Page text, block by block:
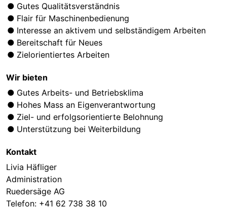
Gutes Qualitätsverständnis
Flair für Maschinenbedienung
Interesse an aktivem und selbständigem Arbeiten
Bereitschaft für Neues
Zielorientiertes Arbeiten
Wir bieten
Gutes Arbeits- und Betriebsklima
Hohes Mass an Eigenverantwortung
Ziel- und erfolgsorientierte Belohnung
Unterstützung bei Weiterbildung
Kontakt
Livia Häfliger
Administration
Ruedersäge AG
Telefon: +41 62 738 38 10